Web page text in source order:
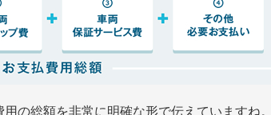
の総額を非常に明確な形で伝えていますね。